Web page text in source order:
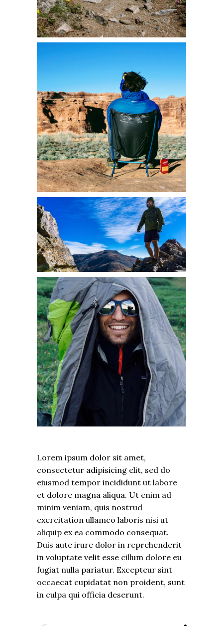
Lorem ipsum dolor sit amet,
consectetur adipisicing elit, sed do
eiusmod tempor incididunt ut labore
et dolore magna aliqua. Ut enim ad
minim veniam, quis nostrud
exercitation ullamco laboris nisi ut
aliquip ex ea commodo consequat.
Duis aute irure dolor in reprehenderit
in voluptate velit esse cillum dolore eu
fugiat nulla pariatur. Excepteur sint
occaecat cupidatat non proident, sunt
in culpa qui officia deserunt.